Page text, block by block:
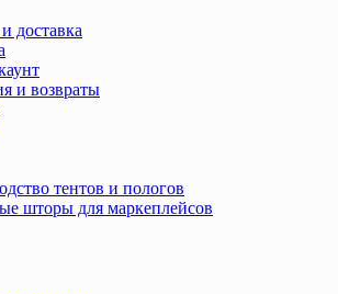
доставка
и возвраты
тентов и пологов
шторы для маркеплейсов